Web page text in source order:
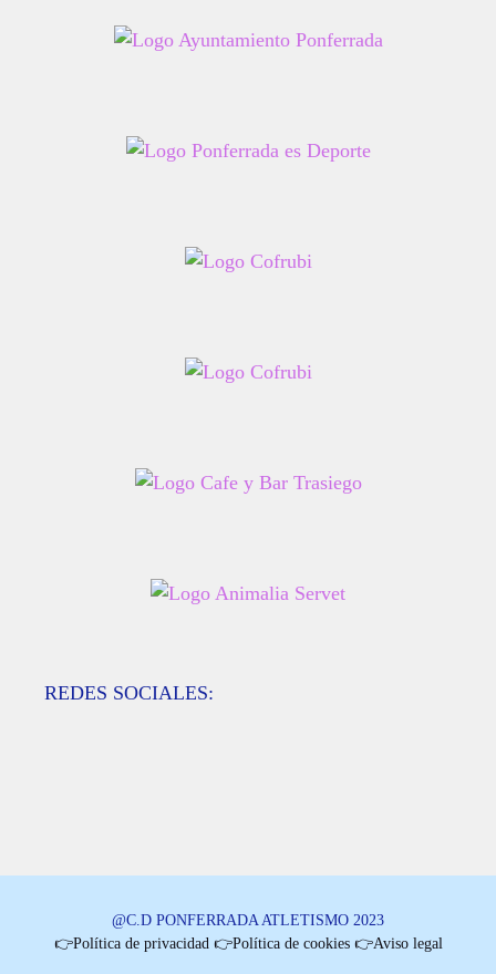
REDES SOCIALES:
@C.D PONFERRADA ATLETISMO 2023
👉Política de privacidad 👉Política de cookies 👉Aviso legal